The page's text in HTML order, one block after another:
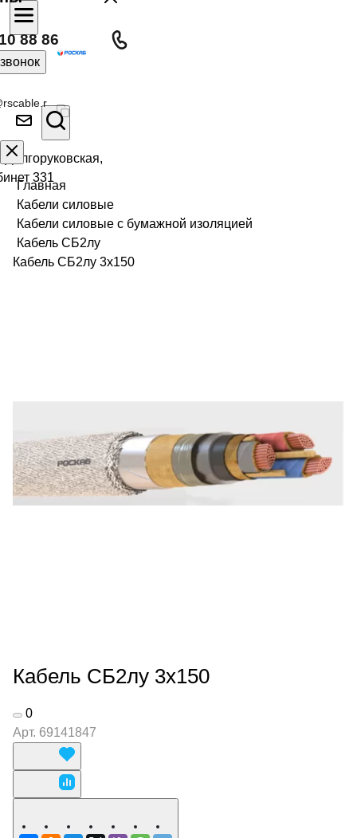
88 86
331
Главная
Кабели силовые
Кабели силовые с бумажной изоляцией
Кабель СБ2лу
Кабель СБ2лу 3х150
Кабель СБ2лу 3х150
0
Арт. 69141847